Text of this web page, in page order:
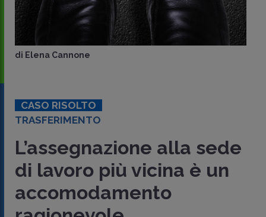
di Elena Cannone
CASO RISOLTO
TRASFERIMENTO
L’assegnazione alla sede
di lavoro più vicina è un
accomodamento